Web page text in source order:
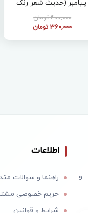
پیامبر (حدیث شعر رنگ
آمیزی)400,000 تومان
360,000 تومان
و
اطلاعات
راهنما و سوالات
حریم خصوصی
شرایط و قوانین